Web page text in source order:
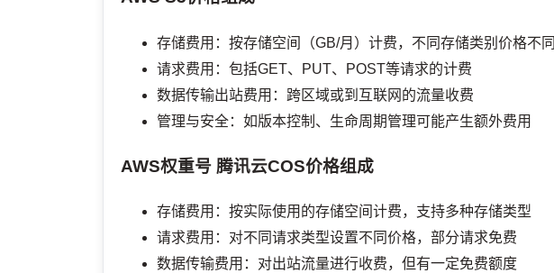
存储费用：按存储空间（GB/月）计费，不同存储类别价格不同
请求费用：包括GET、PUT、POST等请求的计费
数据传输出站费用：跨区域或到互联网的流量收费
管理与安全：如版本控制、生命周期管理可能产生额外费用
AWS权重号 腾讯云COS价格组成
存储费用：按实际使用的存储空间计费，支持多种存储类型
请求费用：对不同请求类型设置不同价格，部分请求免费
数据传输费用：对出站流量进行收费，但有一定免费额度